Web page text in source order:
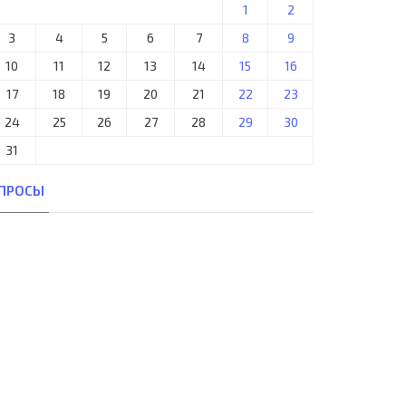
A.G.F. Århus (DEN) - Sevilla
Club S.A.D. (ESP)..
Paris Saint-Germain (FRA) 0:4..
1
2
3
4 5 6 7 8
9
10
11 12 13 14 15
16
17
18 19 20 21 22
23
24
25 26 27 28 29
30
31